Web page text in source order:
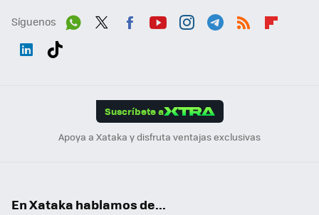
Síguenos
Suscríbete a
Apoya a Xataka y disfruta ventajas exclusivas
En Xataka hablamos de...